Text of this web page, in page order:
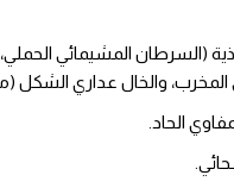
(السرطان المشيمائي
المخرب، والخال عداري الشكل
الحاد.